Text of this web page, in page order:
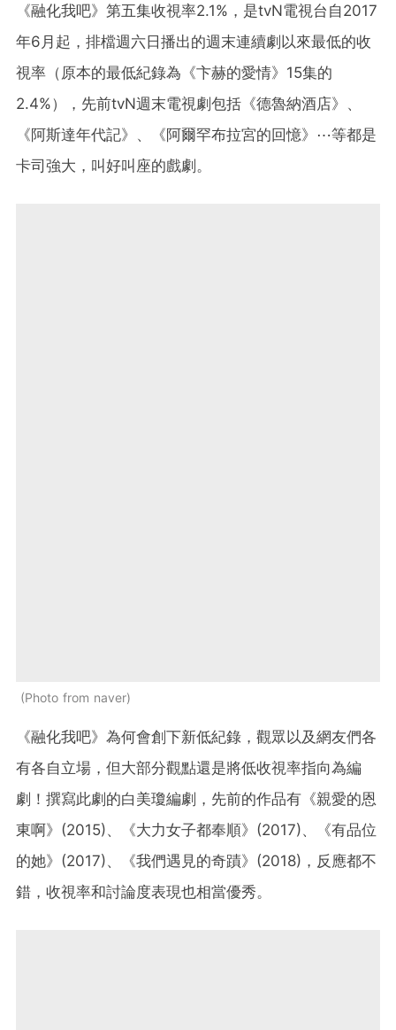
《融化我吧》第五集收視率2.1%，是tvN電視台自2017
年6月起，排檔週六日播出的週末連續劇以來最低的收
視率（原本的最低紀錄為《卞赫的愛情》15集的
2.4%），先前tvN週末電視劇包括《德魯納酒店》、
《阿斯達年代記》、《阿爾罕布拉宮的回憶》⋯等都是
卡司強大，叫好叫座的戲劇。
Photo from naver
《融化我吧》為何會創下新低紀錄，觀眾以及網友們各
有各自立場，但大部分觀點還是將低收視率指向為編
劇！撰寫此劇的白美瓊編劇，先前的作品有《親愛的恩
東啊》(2015)、《大力女子都奉順》(2017)、《有品位
的她》(2017)、《我們遇見的奇蹟》(2018)，反應都不
錯，收視率和討論度表現也相當優秀。